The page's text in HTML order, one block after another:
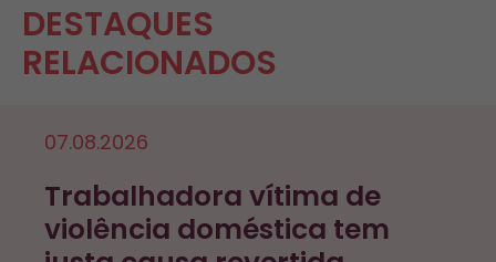
DESTAQUES
RELACIONADOS
07.08.2026
Trabalhadora vítima de
violência doméstica tem